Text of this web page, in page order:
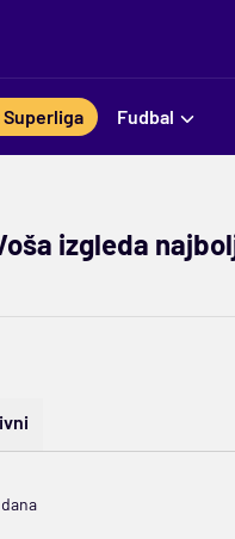
Superliga Fudbal
izgleda